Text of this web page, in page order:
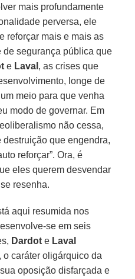
mais profundamente
perversa, ele
reforçar mais e mais as
segurança pública que
e Laval , as crises que
longe de
meio para que venha
modo de governar. Em
não cessa,
que engendra,
reforçar”. Ora, é
eles querem desvendar
resenha.
aqui resumida nos
se em seis
Dardot e Laval
o caráter oligárquico da
oposição disfarçada e